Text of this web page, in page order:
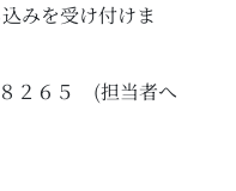
みを受け付けま
２６５ (担当者へ